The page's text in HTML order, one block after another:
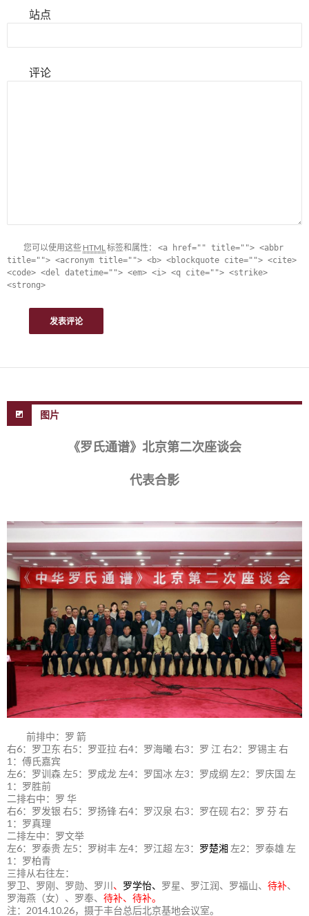
站点
评论
您可以使用这些 HTML标签和属性： <a href="" title=""> <abbr
title=""> <acronym title=""> <b> <blockquote cite=""> <cite>
<code> <del datetime=""> <em> <i> <q cite=""> <strike>
<strong>
图片
《罗氏通谱》北京第二次座谈会
代表合影
前排中：罗 箭
右6：罗卫东 右5：罗亚拉 右4：罗海曦 右3：罗 江 右2：罗锡主 右
1：傅氏嘉宾
左6：罗训森 左5：罗成龙 左4：罗国冰 左3：罗成纲 左2：罗庆国 左
1：罗胜前
二排右中：罗 华
右6：罗发银 右5：罗扬锋 右4：罗汉泉 右3：罗在砚 右2：罗 芬 右
1：罗真理
二排左中：罗文举
左6：罗泰贵 左5：罗树丰 左4：罗江超 左3： 罗楚湘 左2：罗泰雄 左
1：罗柏青
三排从右往左：
罗卫、罗刚、罗勋、罗川 、 罗学怡、 罗星、罗江润、罗福山、 待补、
罗海燕（女）、罗奉、 待补、待补。
注：2014.10.26，摄于丰台总后北京基地会议室。